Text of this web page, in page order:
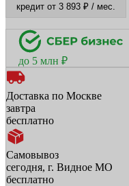
кредит от 3 893 ₽ / мес.
до 5 млн ₽
Доставка по Москве
завтра
бесплатно
Самовывоз
сегодня, г. Видное МО
бесплатно